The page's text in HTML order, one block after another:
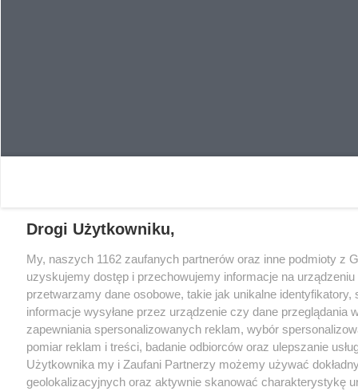
Drogi Użytkowniku,
My, naszych 1162 zaufanych partnerów oraz inne podmioty z
uzyskujemy dostęp i przechowujemy informacje na urządzeniu
przetwarzamy dane osobowe, takie jak unikalne identyfikatory,
informacje wysyłane przez urządzenie czy dane przeglądania
zapewniania spersonalizowanych reklam, wybór
pomiar reklam i treści, badanie odbiorców oraz ulepszanie
Użytkownika my i Zaufani Partnerzy możemy używać
geolokalizacyjnych oraz aktywnie skanować charakterystykę